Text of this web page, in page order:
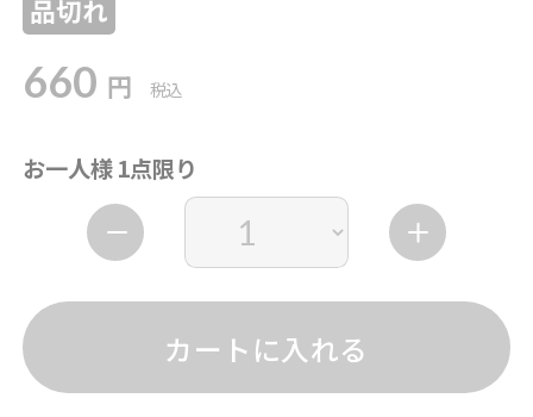
品切れ
660 円 税込
お一人様 1点限り
カートに入れる